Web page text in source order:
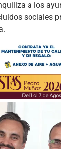
a los
sociales